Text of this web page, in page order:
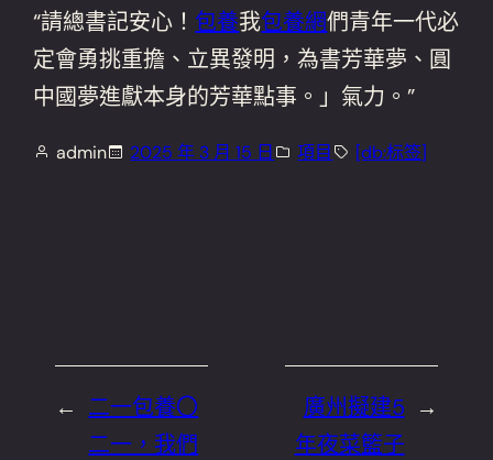
“請總書記安心！ 包養我包養網們青年一代必
定會勇挑重擔、立異發明，為書芳華夢、圓
中國夢進獻本身的芳華點事。」氣力。”
admin 2025 年 3 月 15 日 項目 [db:标签]
← 二一包養〇
二一，我們
→
廣州擬建5
年夜菜籃子